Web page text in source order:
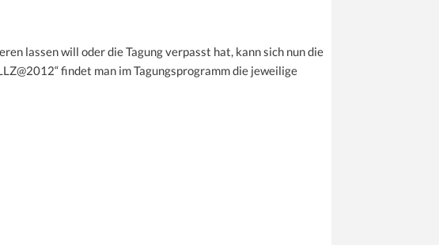
lassen will oder die Tagung verpasst hat, kann sich nun die
findet man im Tagungsprogramm die jeweilige